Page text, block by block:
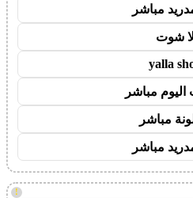
مباشر
شوت
yalla
اليوم مباشر
مباشر
مباشر
!